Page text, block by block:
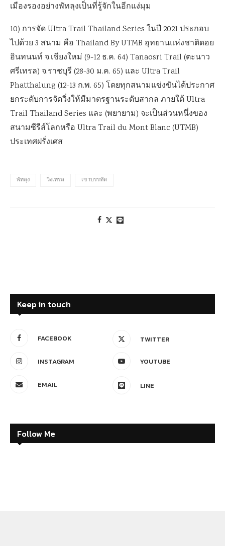
เมืองรองอย่างพัทลุงเป็นที่รู้จักในอีกแง่มุม
10) การจัด Ultra Trail Thailand Series ในปี 2021 ประกอบ
ไปด้วย 3 สนาม คือ Thailand By UTMB อุทยานแห่งชาติดอย
อินทนนท์ จ.เชียงใหม่ (9-12 ธ.ค. 64) Tanaosri Trail (ตะนาว
ศรีเทรล) จ.ราชบุรี (28-30 ม.ค. 65) และ Ultra Trail
Phatthalung (12-13 ก.พ. 65) โดยทุกสนามแข่งขันได้ประกาศ
ยกระดับการจัดวิ่งให้มีมาตรฐานระดับสากล ภายใต้ Ultra
Trail Thailand Series และ (พยายาม) จะเป็นส่วนหนึ่งของ
สนามซีรีส์โลกหรือ Ultra Trail du Mont Blanc (UTMB)
ประเทศฝรั่งเศส
พัทลุง วิ่งเทรล เขาบรรทัด
Keep in touch
FACEBOOK TWITTER
INSTAGRAM YOUTUBE
EMAIL LINE
Follow Me